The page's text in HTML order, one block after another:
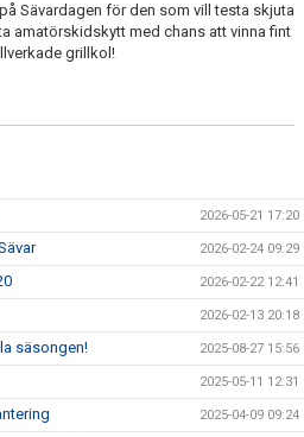
Sävardagen för den som vill testa skjuta
amatörskidskytt med chans att vinna fint
grillkol!
2026-05-21 17:20
2026-02-24 09:29
2026-02-22 12:41
2026-02-13 20:18
säsongen! 2025-08-27 15:56
2025-05-11 12:31
2025-04-09 09:24